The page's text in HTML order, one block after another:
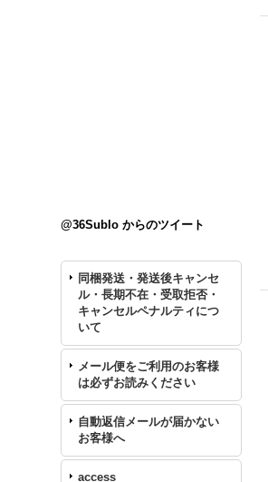
@36Sublo からのツイート
同梱発送・発送後キャンセ
ル・長期不在・受取拒否・
キャンセルペナルティにつ
いて
メール便をご利用のお客様
は必ずお読みください
自動返信メールが届かない
お客様へ
access